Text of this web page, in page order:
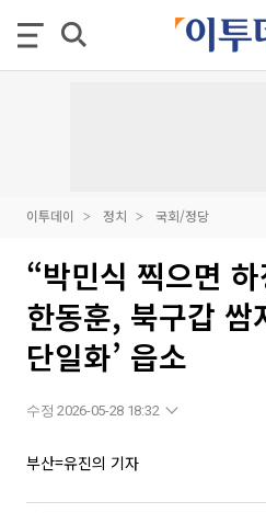
이투데이 정치 국회/정당
“박민식 찍으면
한동훈, 북구갑 쌈
단일화’ 읍소
수정 2026-05-28 18:32
부산=유진의 기자